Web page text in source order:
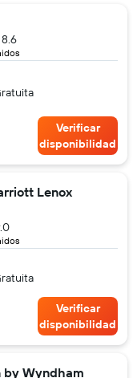
8.6
Verificar
disponibilidad
Lenox
Verificar
disponibilidad
by Wyndham